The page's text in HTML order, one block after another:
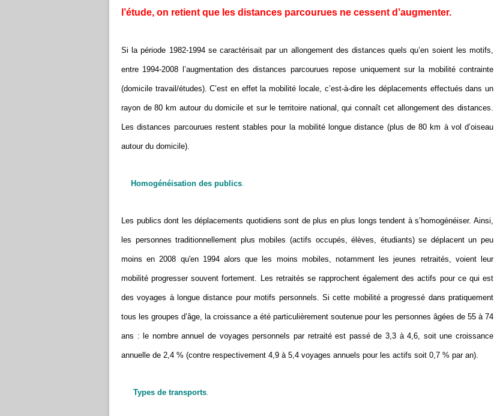
l’étude, on retient que les distances parcourues ne cessent d’augmenter.
Si la période 1982-1994 se caractérisait par un allongement des distances quels qu’en soient les motifs,
entre 1994-2008 l’augmentation des distances parcourues repose uniquement sur la mobilité contrainte
(domicile travail/études). C’est en effet la mobilité locale, c’est-à-dire les déplacements effectués dans un
rayon de 80 km autour du domicile et sur le territoire national, qui connaît cet allongement des distances.
Les distances parcourues restent stables pour la mobilité longue distance (plus de 80 km à vol d’oiseau
autour du domicile).
Homogénéisation des publics.
Les publics dont les déplacements quotidiens sont de plus en plus longs tendent à s’homogénéiser. Ainsi,
les personnes traditionnellement plus mobiles (actifs occupés, élèves, étudiants) se déplacent un peu
moins en 2008 qu'en 1994 alors que les moins mobiles, notamment les jeunes retraités, voient leur
mobilité progresser souvent fortement. Les retraités se rapprochent également des actifs pour ce qui est
des voyages à longue distance pour motifs personnels. Si cette mobilité a progressé dans pratiquement
tous les groupes d’âge, la croissance a été particulièrement soutenue pour les personnes âgées de 55 à 74
ans : le nombre annuel de voyages personnels par retraité est passé de 3,3 à 4,6, soit une croissance
annuelle de 2,4 % (contre respectivement 4,9 à 5,4 voyages annuels pour les actifs soit 0,7 % par an).
Types de transports.